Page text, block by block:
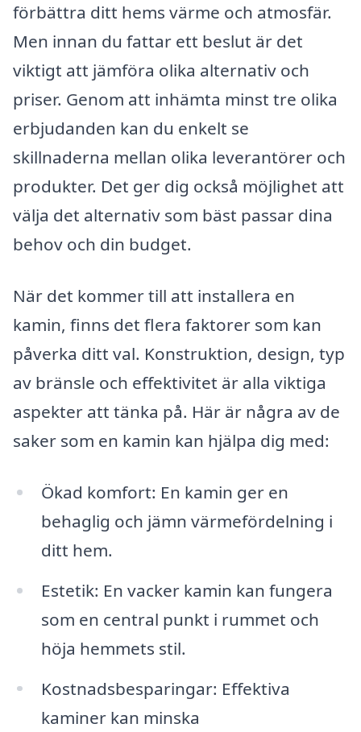
förbättra ditt hems värme och atmosfär.
Men innan du fattar ett beslut är det
viktigt att jämföra olika alternativ och
priser. Genom att inhämta minst tre olika
erbjudanden kan du enkelt se
skillnaderna mellan olika leverantörer och
produkter. Det ger dig också möjlighet att
välja det alternativ som bäst passar dina
behov och din budget.
När det kommer till att installera en
kamin, finns det flera faktorer som kan
påverka ditt val. Konstruktion, design, typ
av bränsle och effektivitet är alla viktiga
aspekter att tänka på. Här är några av de
saker som en kamin kan hjälpa dig med:
Ökad komfort: En kamin ger en
behaglig och jämn värmefördelning i
ditt hem.
Estetik: En vacker kamin kan fungera
som en central punkt i rummet och
höja hemmets stil.
Kostnadsbesparingar: Effektiva
kaminer kan minska